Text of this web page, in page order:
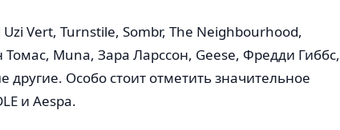
Vert, Turnstile, Sombr, The Neighbourhood,
Muna, Зара Ларссон, Geese, Фредди Гиббс,
Особо стоит отметить значительное
и Aespa.